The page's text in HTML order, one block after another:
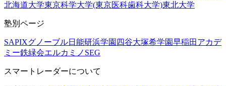
北海道大学東京科学大学(東京医科歯科大学)東北大学
塾別ページ
SAPIXグノーブル日能研浜学園 四谷大塚希学園早稲田アカデ
ミー鉄緑会エルカミノ SEG
スマートレーダーについて